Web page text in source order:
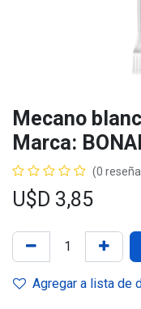
Mecano
Marca:
(0
U$D 3,85
Agregar a lista de